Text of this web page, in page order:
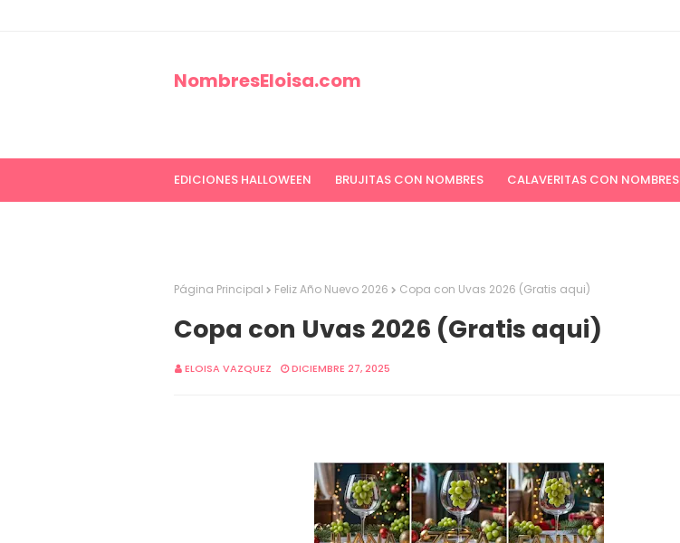
NombresEloisa.com
EDICIONES HALLOWEEN BRUJITAS CON NOMBRES CALAVERITAS CON NOMBRES
Página Principal Feliz Año Nuevo 2026 Copa con Uvas 2026 (Gratis aqui)
Copa con Uvas 2026 (Gratis aqui)
ELOISA VAZQUEZ DICIEMBRE 27, 2025